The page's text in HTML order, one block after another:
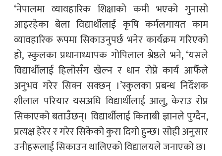
‘नेपालमा व्यावहारिक शिक्षाको कमी भएको गुनासो
आइरहेका बेला विद्यार्थीलाई कृषि कर्मलगायत काम
व्यावहारिक रूपमा सिकाउनुपर्छ भनेर कार्यक्रम गरिएको
हो, स्कुलका प्रधानाध्यापक गोपिलाल श्रेष्ठले भने, ‘यसले
विद्यार्थीलाई हिलोसँग खेल्न र धान रोप्ने कार्य आफैँले
अनुभव गरेर सिक्न सक्छन् ।’स्कुलका प्रबन्ध निर्देशक
शीलाल परियार यसअघि विद्यार्थीलाई आलु, केराउ रोप्न
सिकाएको बताउँछन्। विद्यार्थीलाई किताबी ज्ञानले पुग्दैन,
प्रत्यक्ष हेरेर र गरेर सिकेको कुरा दिगो हुन्छ। सोही अनुसार
उनीहरूलाई सिकाउन थालिएको विद्यालयले जनाएको छ।